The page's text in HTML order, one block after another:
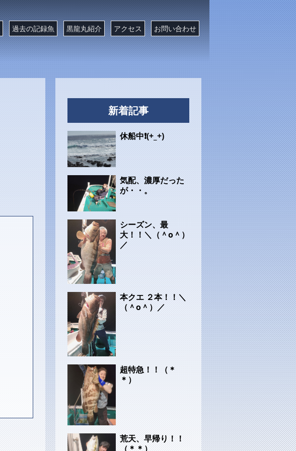
過去の記録魚 黒龍丸紹介 アクセス お問い合わせ
新着記事
休船中❗(+_+)
気配、濃厚だった
が・・。
シーズン、最
大！！＼（＾o＾）
／
本クエ ２本！！＼
（＾o＾）／
超特急！！（＊
＊）
荒天、早帰り！！
（＊＊）